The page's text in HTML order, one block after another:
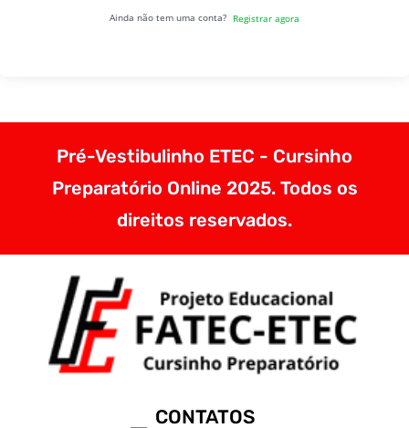
Ainda não tem uma conta? Registrar agora
Pré-Vestibulinho ETEC - Cursinho
Preparatório Online 2025. Todos os
direitos reservados.
CONTATOS